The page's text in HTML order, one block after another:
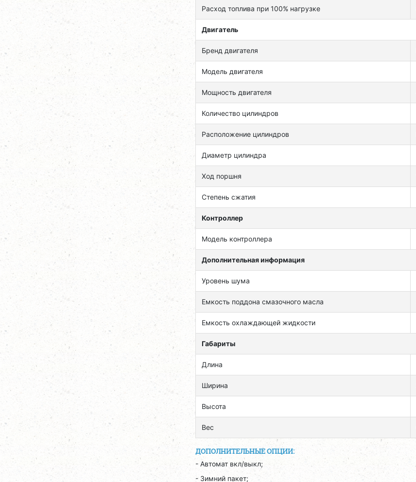
Расход топлива при 100% нагрузке
Двигатель
Бренд двигателя
Модель двигателя
Мощность двигателя
Количество цилиндров
Расположение цилиндров
Диаметр цилиндра
Ход поршня
Степень сжатия
Контроллер
Модель контроллера
Дополнительная информация
Уровень шума
Емкость поддона смазочного масла
Емкость охлаждающей жидкости
Габариты
Длина
Ширина
Высота
Вес
ДОПОЛНИТЕЛЬНЫЕ ОПЦИИ:
- Автомат вкл/выкл;
- Зимний пакет;